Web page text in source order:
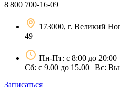
8 800 700-16-09
173000, г. Великий
49
Пн-Пт: с 8:00 до 20:00
Сб: с 9.00 до 15.00 | Вс:
Записаться